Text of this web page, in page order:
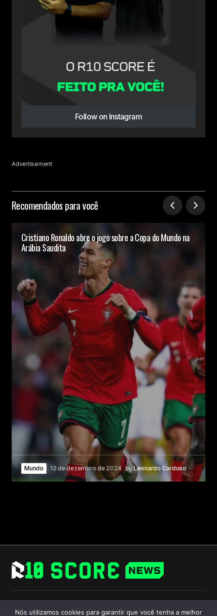
Follow on Instagram
Advertisement
Recomendados para você
Cristiano Ronaldo abre o jogo sobre a Copa do Mundo na
Arábia Saudita
Mundo 12 de dezembro de 2024 byLeonardo Cardoso
Follow Us
Nós utilizamos cookies para garantir que você tenha a melhor